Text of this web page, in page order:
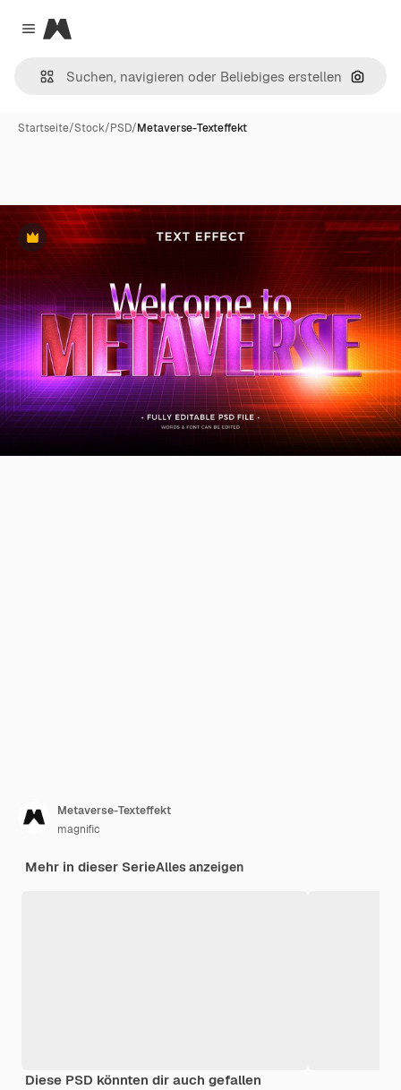
Close menu
Magnific
Nach
Startseite/Stock/PSD/Metaverse-Texteffekt
Premium
Metaverse-Texteffekt
magnific
Mehr in dieser SerieAlles anzeigen
Diese PSD könnten dir auch gefallen